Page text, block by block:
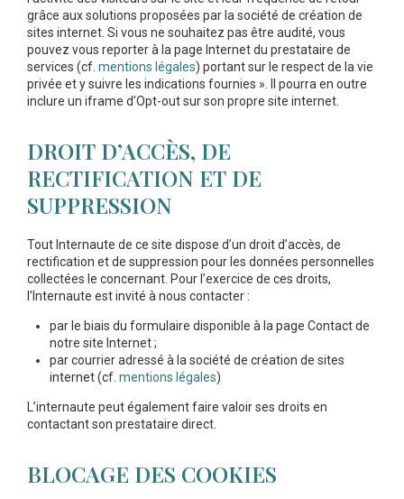
grâce aux solutions proposées par la société de création de
sites internet. Si vous ne souhaitez pas être audité, vous
pouvez vous reporter à la page Internet du prestataire de
services (cf. mentions légales) portant sur le respect de la vie
privée et y suivre les indications fournies ». Il pourra en outre
inclure un iframe d’Opt-out sur son propre site internet.
DROIT D’ACCÈS, DE
RECTIFICATION ET DE
SUPPRESSION
Tout Internaute de ce site dispose d’un droit d’accès, de
rectification et de suppression pour les données personnelles
collectées le concernant. Pour l’exercice de ces droits,
l’Internaute est invité à nous contacter :
par le biais du formulaire disponible à la page Contact de
notre site Internet ;
par courrier adressé à la société de création de sites
internet (cf.mentions légales)
L’internaute peut également faire valoir ses droits en
contactant son prestataire direct.
BLOCAGE DES COOKIES